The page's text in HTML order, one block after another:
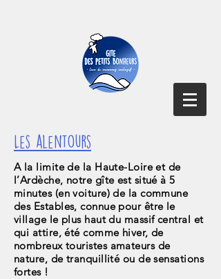
Les alentours
A la limite de la Haute-Loire et de
l’Ardèche, notre gîte est situé à 5
minutes (en voiture) de la commune
des Estables, connue pour être le
village le plus haut du massif central et
qui attire, été comme hiver, de
nombreux touristes amateurs de
nature, de tranquillité ou de sensations
fortes !